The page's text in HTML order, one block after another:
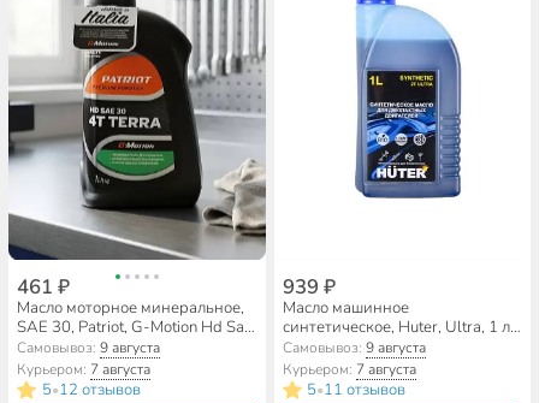
461 ₽
Масло моторное минеральное,
SAE 30, Patriot, G-Motion Hd Sae
30 4Т Terra, 1 л, 850030400
Самовывоз:9 августа
Курьером: 7 августа
5•12 отзывов
939 ₽
Масло машинное
синтетическое, Huter, Ultra, 1 л,
73/8/3/3
Самовывоз: 9 августа
Курьером: 7 августа
5•11 отзывов